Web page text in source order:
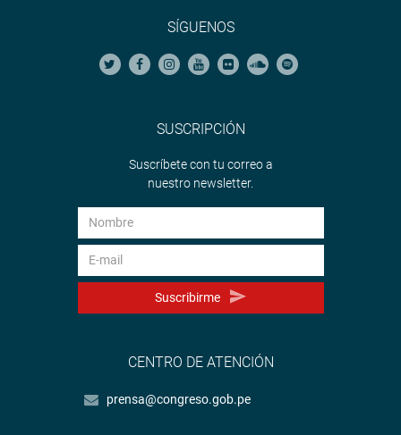
SÍGUENOS
SUSCRIPCIÓN
Suscríbete con tu correo a
nuestro newsletter.
Suscribirme
CENTRO DE ATENCIÓN
prensa@congreso.gob.pe